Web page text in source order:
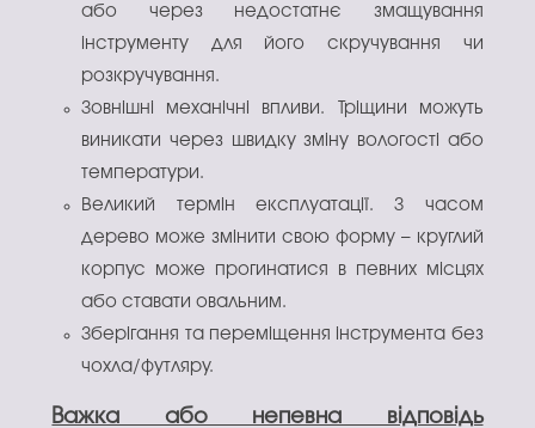
або через недостатнє змащування
інструменту для його скручування чи
розкручування.
Зовнішні механічні впливи. Тріщини можуть
виникати через швидку зміну вологості або
температури.
Великий термін експлуатації. З часом
дерево може змінити свою форму – круглий
корпус може прогинатися в певних місцях
або ставати овальним.
Зберігання та переміщення інструмента без
чохла/футляру.
Важка або непевна відповідь